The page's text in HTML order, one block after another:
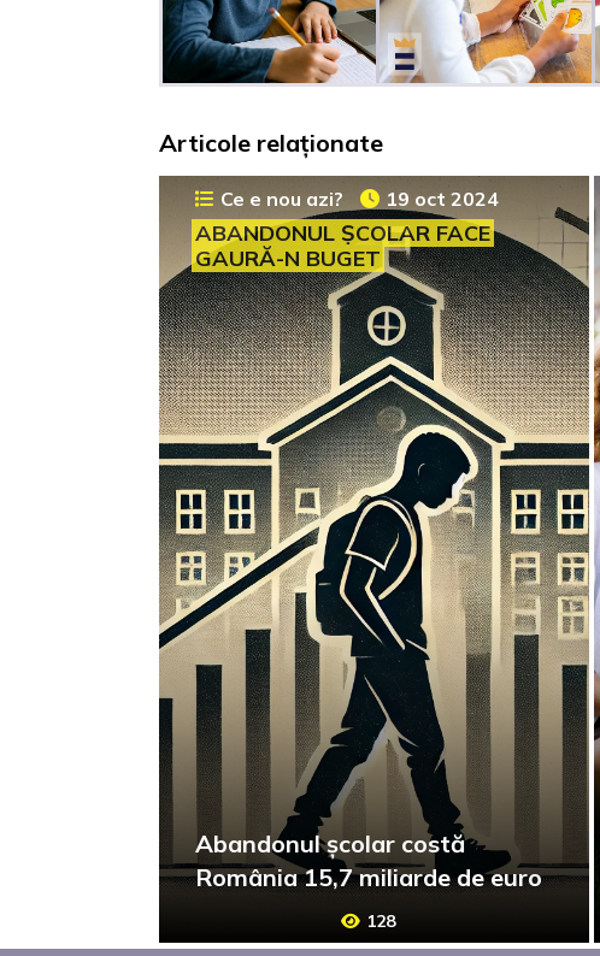
Articole relaționate
Ce e nou azi? 19 oct 2024
ABANDONUL ȘCOLAR FACE
GAURĂ-N BUGET
Abandonul școlar costă
România 15,7 miliarde de euro
128